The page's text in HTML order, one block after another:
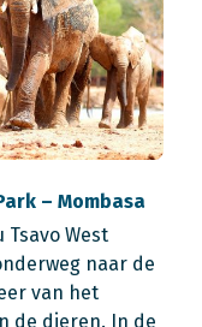
– Mombasa
West
naar de
van het
de dieren. In de